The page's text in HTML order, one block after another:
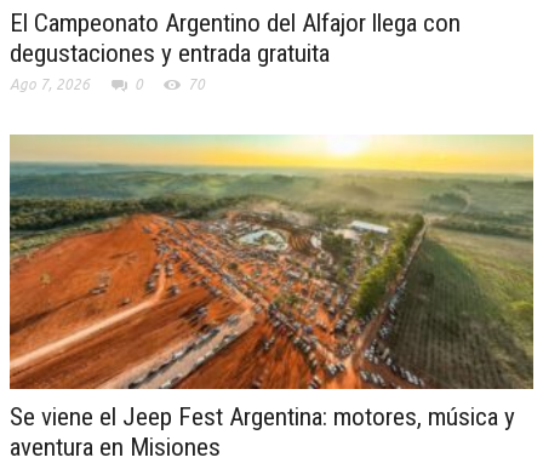
El Campeonato Argentino del Alfajor llega con
degustaciones y entrada gratuita
Ago 7, 2026 0 70
Se viene el Jeep Fest Argentina: motores, música y
aventura en Misiones